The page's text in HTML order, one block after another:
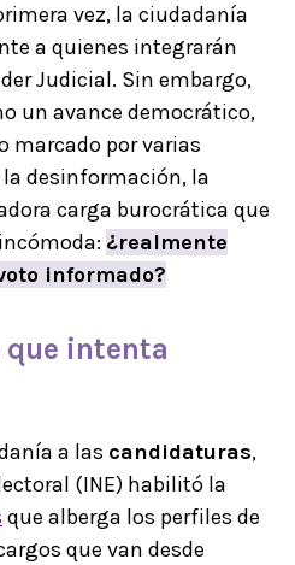
vez, la ciudadanía
a quienes integrarán
Judicial. Sin embargo,
un avance democrático,
marcado por varias
desinformación, la
carga burocrática que
¿realmente
informado?
intenta
a las candidaturas,
(INE) habilitó la
que alberga los perfiles de
que van desde